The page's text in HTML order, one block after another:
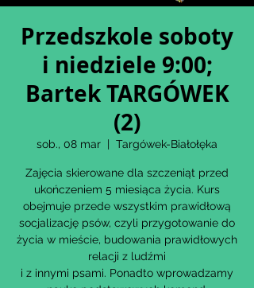
Przedszkole soboty
i niedziele 9:00;
Bartek TARGÓWEK
(2)
sob., 08 mar
  |
Targówek-Białołęka
Zajęcia skierowane dla szczeniąt przed
ukończeniem 5 miesiąca życia. Kurs
obejmuje przede wszystkim prawidłową
socjalizację psów, czyli przygotowanie do
życia w mieście, budowania prawidłowych
relacji z ludźmi
i z innymi psami. Ponadto wprowadzamy